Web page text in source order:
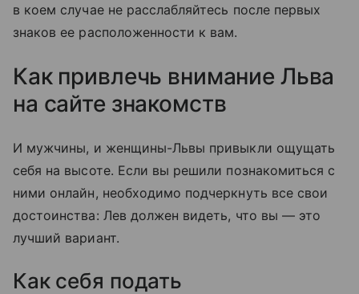
в коем случае не расслабляйтесь после первых
знаков ее расположенности к вам.
Как привлечь внимание Льва
на сайте знакомств
И мужчины, и женщины-Львы привыкли ощущать
себя на высоте. Если вы решили познакомиться с
ними онлайн, необходимо подчеркнуть все свои
достоинства: Лев должен видеть, что вы — это
лучший вариант.
Как себя подать